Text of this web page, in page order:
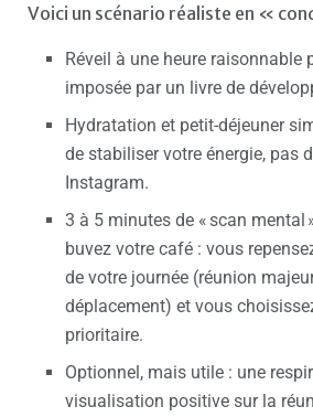
Voici un scénario réaliste en «
Réveil à une heure raisonnable
imposée par un livre de
Hydratation et petit-déjeuner
de stabiliser votre énergie, pas
Instagram.
3 à 5 minutes de « scan mental
buvez votre café : vous
de votre journée (réunion
déplacement) et vous
prioritaire.
Optionnel, mais utile : une
visualisation positive sur la